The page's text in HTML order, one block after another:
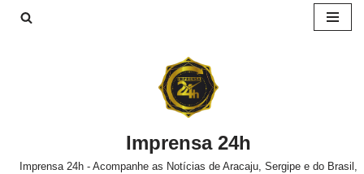
Imprensa 24h
Imprensa 24h - Acompanhe as Notícias de Aracaju, Sergipe e do Brasil,